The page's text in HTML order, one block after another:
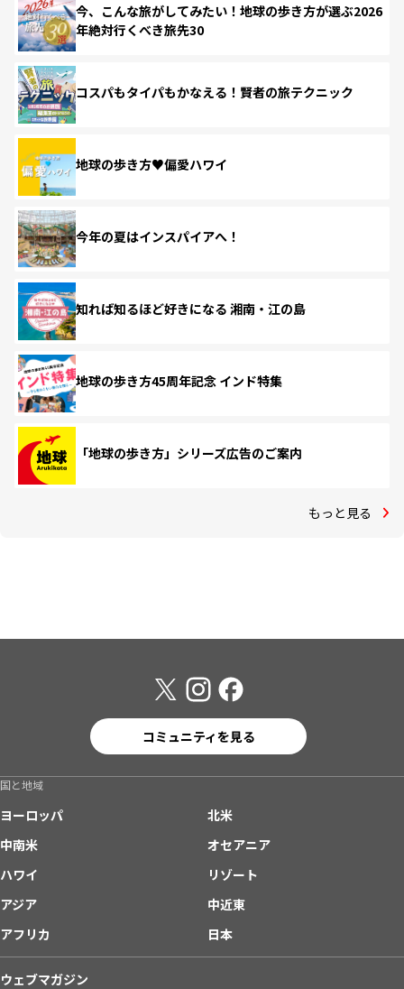
今、こんな旅がしてみたい！地球の歩き方が選ぶ2026
年絶対行くべき旅先30
コスパもタイパもかなえる！賢者の旅テクニック
地球の歩き方♥偏愛ハワイ
今年の夏はインスパイアへ！
知れば知るほど好きになる 湘南・江の島
地球の歩き方45周年記念 インド特集
「地球の歩き方」シリーズ広告のご案内
もっと見る
コミュニティを見る
国と地域
ヨーロッパ
北米
中南米
オセアニア
ハワイ
リゾート
アジア
中近東
アフリカ
日本
ウェブマガジン